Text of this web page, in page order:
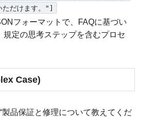
ただけます。"]
フォーマットで、FAQに基づい
規定の思考ステップを含むプロセ
Case)
製品保証と修理について教えてくだ